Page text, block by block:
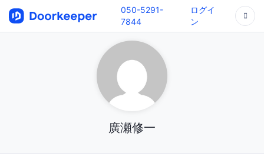
050-5291-
7844
ログイ
ン
廣瀬修一